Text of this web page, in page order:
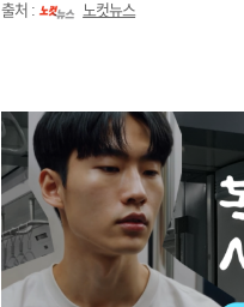
출처 : 노컷뉴스